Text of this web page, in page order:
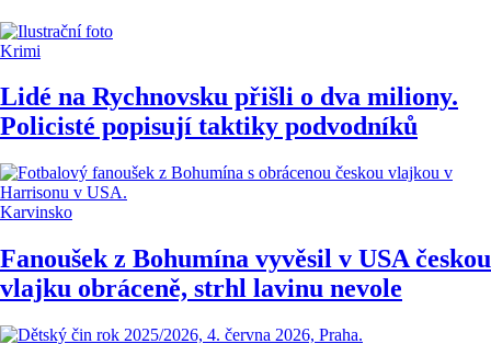
Krimi
Lidé na Rychnovsku přišli o dva miliony.
Policisté popisují taktiky podvodníků
Karvinsko
Fanoušek z Bohumína vyvěsil v USA českou
vlajku obráceně, strhl lavinu nevole